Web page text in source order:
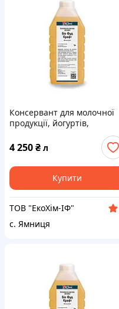
Консервант для молочної
продукції, йогуртів,
сметани та сирів Біо Фуд
КРАФТ | Збільшення
терміну придатності | 1
літр
4 250₴ л
Купити
ТОВ "ЕкоХім-ІФ"
с. Ямниця